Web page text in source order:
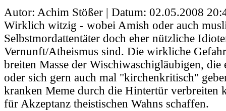
Autor: Achim Stößer | Datum: 02.05.2008
Wirklich witzig - wobei Amish oder auch
Selbstmordattentäter doch eher nützliche
Vernunft/Atheismus sind. Die wirkliche
breiten Masse der Wischiwaschigläubigen, die
oder sich gern auch mal "kirchenkritisch"
kranken Meme durch die Hintertür verbreiten
für Akzeptanz theistischen Wahns schaffen.